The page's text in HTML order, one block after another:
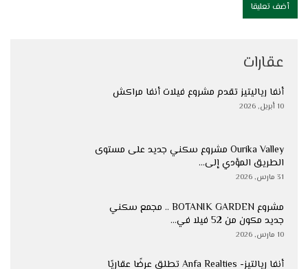
عقارات
أنفا رياليتيز تقدم مشروع فيلات أنفا مراكش
10 أبريل, 2026
Ourika Valley مشروع سكني جديد على مستوى
الطريق المؤدي إلى…
31 مارس, 2026
مشروع BOTANIK GARDEN .. مجمع سكني
جديد مكون من 52 فيلا في…
10 مارس, 2026
أنفا ريالتيز- Anfa Realties تطلق عرضًا عقاريًا